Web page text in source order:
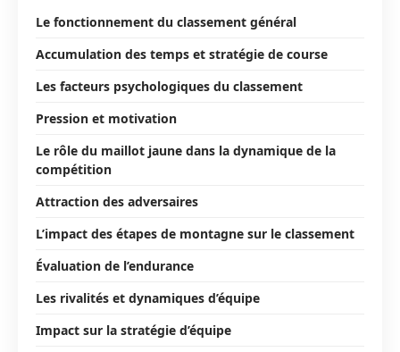
Le fonctionnement du classement général
Accumulation des temps et stratégie de course
Les facteurs psychologiques du classement
Pression et motivation
Le rôle du maillot jaune dans la dynamique de la
compétition
Attraction des adversaires
L’impact des étapes de montagne sur le classement
Évaluation de l’endurance
Les rivalités et dynamiques d’équipe
Impact sur la stratégie d’équipe